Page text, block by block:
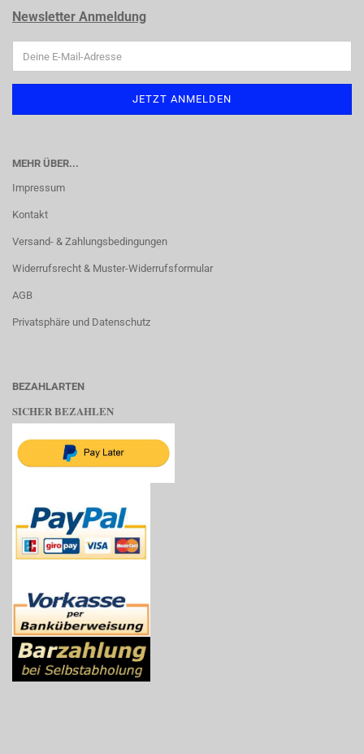
Newsletter Anmeldung
MEHR ÜBER...
Impressum
Kontakt
Versand- & Zahlungsbedingungen
Widerrufsrecht & Muster-Widerrufsformular
AGB
Privatsphäre und Datenschutz
BEZAHLARTEN
SICHER BEZAHLEN